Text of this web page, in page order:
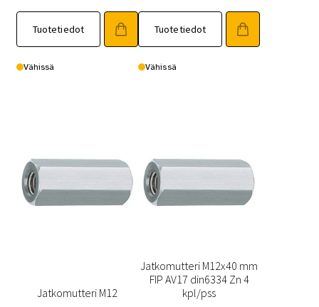
Tuotetiedot
Vähissä
Tuotetiedot
Vähissä
Jatkomutteri M12
Jatkomutteri M12x40 mm
FIP AV17 din6334 Zn 4
kpl/pss